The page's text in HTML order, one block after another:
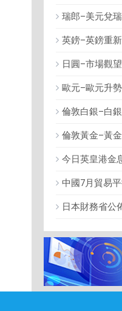
瑞郎–美元兌
英鎊–英鎊重
日圓–市場觀
歐元–歐元升
倫敦白銀–白
倫敦黃金–黃
今日英皇港金
中國7月貿易
日本財務省公